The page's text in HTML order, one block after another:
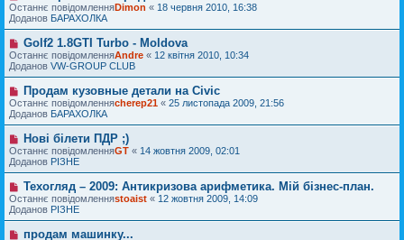
н
я
м
л
е
н
я
в
і
д
о
м
л
е
н
н
я
о
в
е
п
о
в
і
д
м
л
е
н
н
я
Останнє повідомленняDimon « 18 червня 2010, 16:38
Доданов БАРАХОЛКА
Н
о
в
е
п
о
в
і
д
м
л
е
н
я
Golf2 1.8GTI Turbo - Moldova
Останнє повідомленняAndre « 12 квітня 2010, 10:34
Доданов VW-GROUP CLUB
Н
о
в
е
п
о
в
і
д
м
л
е
н
Продам кузовные детали на Civic
Останнє повідомленняcherep21 « 25 листопада 2009, 21:56
Доданов БАРАХОЛКА
Н
о
в
е
п
в
і
д
о
Нові білети ПДР ;)
Останнє повідомленняGT « 14 жовтня 2009, 02:01
Доданов РІЗНЕ
Н
о
в
е
Техогляд – 2009: Антикризова арифметика. Мій бізнес-план.
Останнє повідомленняstoaist « 12 жовтня 2009, 14:09
Доданов РІЗНЕ
Нпродам машинку...